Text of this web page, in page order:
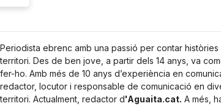
Periodista ebrenc amb una passió per contar
territori. Des de ben jove, a partir dels 14 anys, va
fer-ho. Amb més de 10 anys d’experiència en
redactor, locutor i responsable de comunicació en
territori. Actualment, redactor d'Aguaita.cat. A més,